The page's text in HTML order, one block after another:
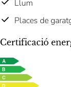
Llum
Places de
Certificació